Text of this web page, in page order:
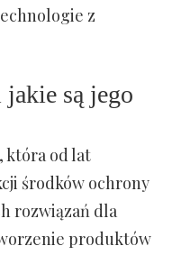
z
są jego
która od lat
środków ochrony
rozwiązań dla
produktów